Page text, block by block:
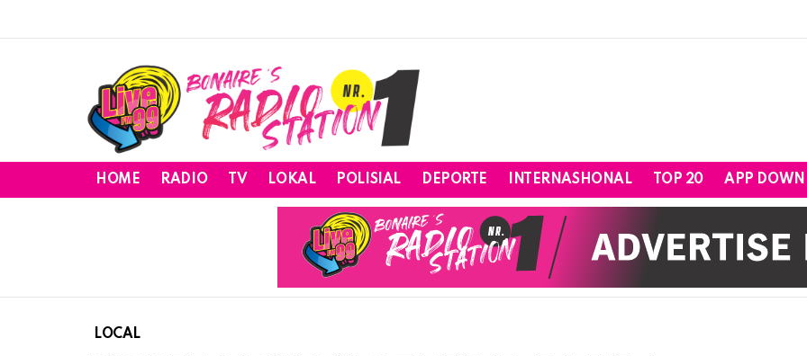
HOME RADIO TV LOKAL POLISIAL DEPORTE INTERNASHONAL TOP 20 APP
LOCAL